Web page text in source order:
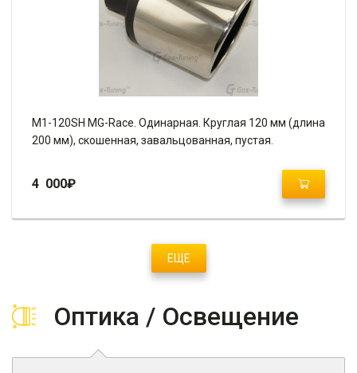
M1-120SH MG-Race. Одинарная. Круглая 120 мм (длина
200 мм), скошенная, завальцованная, пустая.
4 000₽
ЕЩЕ
Оптика / Освещение